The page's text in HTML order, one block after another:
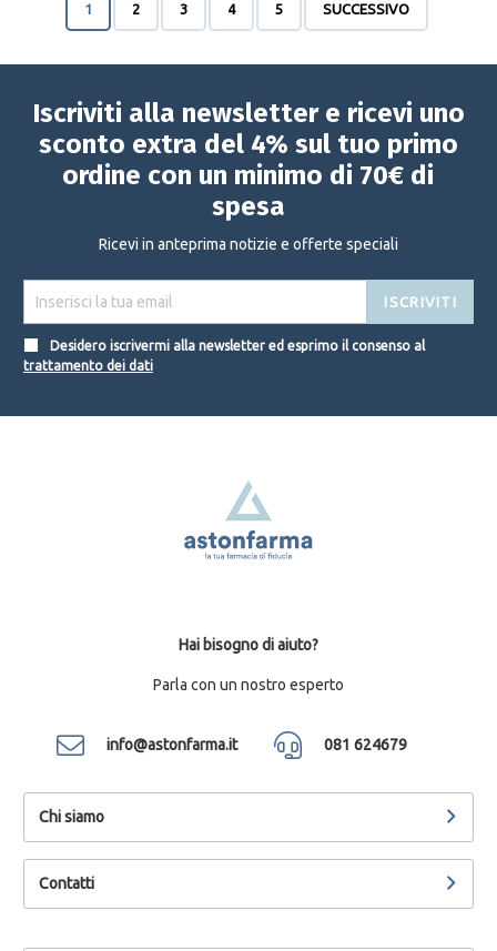
1 2 3 4 5 SUCCESSIVO
Iscriviti alla newsletter e ricevi uno
sconto extra del 4% sul tuo primo
ordine con un minimo di 70€ di
spesa
Ricevi in anteprima notizie e offerte speciali
ISCRIVITI
Desidero iscrivermi alla newsletter ed esprimo il consenso al
trattamento dei dati
Hai bisogno di aiuto?
Parla con un nostro esperto
info@astonfarma.it 081 624679
Chi siamo
Contatti